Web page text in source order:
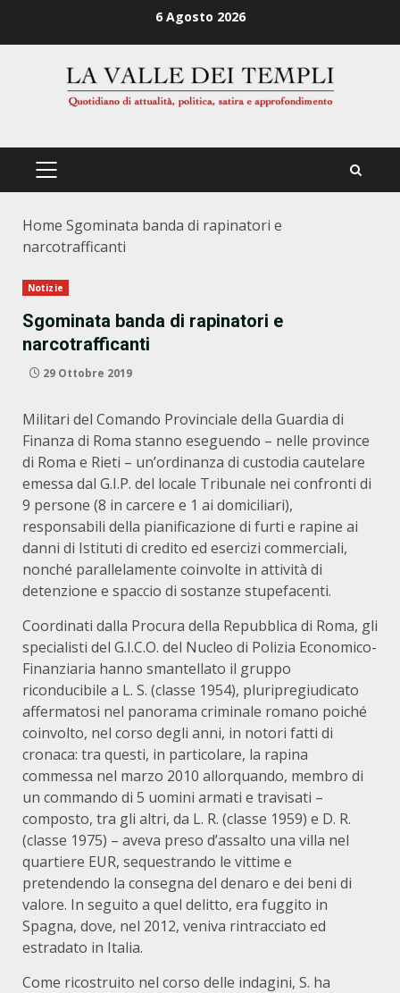
6 Agosto 2026
PRIMÄRES
Home Sgominata banda di rapinatori e
narcotrafficanti
Notizie
Sgominata banda di rapinatori e
narcotrafficanti
29 Ottobre 2019
Militari del Comando Provinciale della Guardia di
Finanza di Roma stanno eseguendo – nelle province
di Roma e Rieti – un’ordinanza di custodia cautelare
emessa dal G.I.P. del locale Tribunale nei confronti di
9 persone (8 in carcere e 1 ai domiciliari),
responsabili della pianificazione di furti e rapine ai
danni di Istituti di credito ed esercizi commerciali,
nonché parallelamente coinvolte in attività di
detenzione e spaccio di sostanze stupefacenti.
Coordinati dalla Procura della Repubblica di Roma, gli
specialisti del G.I.C.O. del Nucleo di Polizia Economico-
Finanziaria hanno smantellato il gruppo
riconducibile a L. S. (classe 1954), pluripregiudicato
affermatosi nel panorama criminale romano poiché
coinvolto, nel corso degli anni, in notori fatti di
cronaca: tra questi, in particolare, la rapina
commessa nel marzo 2010 allorquando, membro di
un commando di 5 uomini armati e travisati –
composto, tra gli altri, da L. R. (classe 1959) e D. R.
(classe 1975) – aveva preso d’assalto una villa nel
quartiere EUR, sequestrando le vittime e
pretendendo la consegna del denaro e dei beni di
valore. In seguito a quel delitto, era fuggito in
Spagna, dove, nel 2012, veniva rintracciato ed
estradato in Italia.
Come ricostruito nel corso delle indagini, S. ha